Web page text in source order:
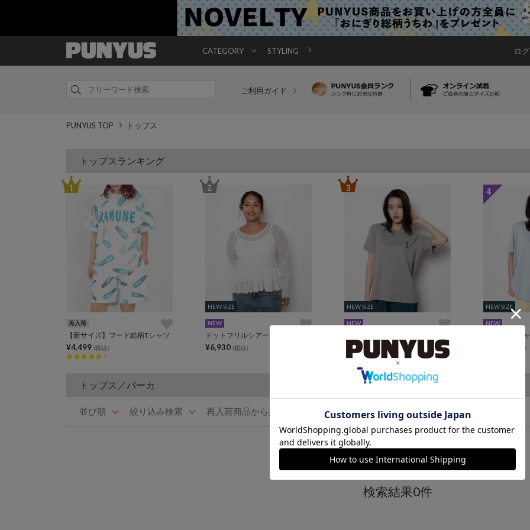
CATEGORY STYLING ロ
ご利用ガイド
PUNYUS TOP トップス
トップスランキング
1
再入荷
【新サイズ】フード総柄Tシャツ
¥4,499 (税込)
2
NEW SIZE
NEW SIZE
2
NEW
ドットフリルシアートップス
¥6,930 (税込)
NEW SIZE
NEW SIZE
3
NEW
¥5,500
NEW SIZE
NEW SIZE
4
NEW
ButterflyTシ
(税込)
トップス／パーカ
並び順 絞り込み検索 再入荷商品から探す
検索結果0件